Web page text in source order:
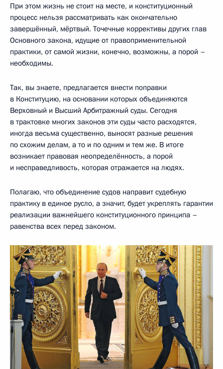
При этом жизнь не стоит на месте, и конституционный
процесс нельзя рассматривать как окончательно
завершённый, мёртвый. Точечные коррективы других глав
Основного закона, идущие от правоприменительной
практики, от самой жизни, конечно, возможны, а порой –
необходимы.
Так, вы знаете, предлагается внести поправки
в Конституцию, на основании которых объединяются
Верховный и Высший Арбитражный суды. Сегодня
в трактовке многих законов эти суды часто расходятся,
иногда весьма существенно, выносят разные решения
по схожим делам, а то и по одним и тем же. В итоге
возникает правовая неопределённость, а порой
и несправедливость, которая отражается на людях.
Полагаю, что объединение судов направит судебную
практику в единое русло, а значит, будет укреплять гарантии
реализации важнейшего конституционного принципа –
равенства всех перед законом.